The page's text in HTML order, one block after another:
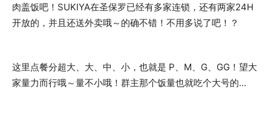
肉盖饭吧！SUKIYA在圣保罗已经有多家连锁，还有两家24H
开放的，并且还送外卖哦～的确不错！不用多说了吧！？
这里点餐分超大、大、中、小，也就是 P、M、G、GG！望大
家量力而行哦～量不小哦！群主那个饭量也就吃个大号的…